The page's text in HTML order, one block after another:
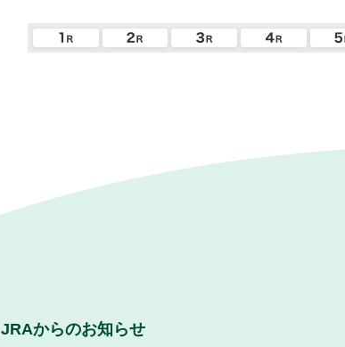
JRAからのお知らせ